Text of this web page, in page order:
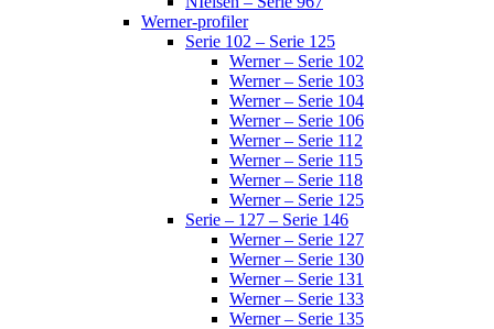
Werner-profiler
Serie 102 – Serie 125
Werner – Serie 102
Werner – Serie 103
Werner – Serie 104
Werner – Serie 106
Werner – Serie 112
Werner – Serie 115
Werner – Serie 118
Werner – Serie 125
Serie – 127 – Serie 146
Werner – Serie 127
Werner – Serie 130
Werner – Serie 131
Werner – Serie 133
Werner – Serie 135